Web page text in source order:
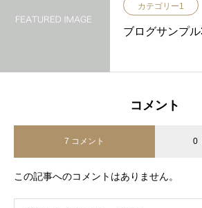
カテゴリー1
ブログサンプ
コメント
7 コメント 0
この記事へのコメントはありません。